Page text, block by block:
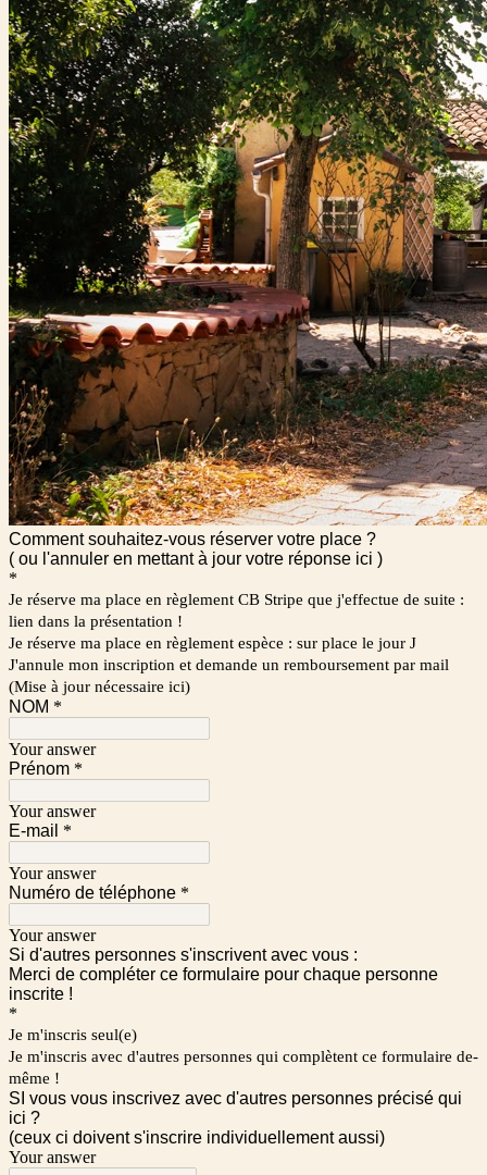
Comment souhaitez-vous réserver votre place ?
( ou l'annuler en mettant à jour votre réponse ici )
*
Je réserve ma place en règlement CB Stripe que j'effectue de suite :
lien dans la présentation !
Je réserve ma place en règlement espèce : sur place le jour J
J'annule mon inscription et demande un remboursement par mail
(Mise à jour nécessaire ici)
NOM *
Your answer
Prénom *
Your answer
E-mail *
Your answer
Numéro de téléphone *
Your answer
Si d'autres personnes s'inscrivent avec vous :
Merci de compléter ce formulaire pour chaque personne
inscrite !
*
Je m'inscris seul(e)
Je m'inscris avec d'autres personnes qui complètent ce formulaire de-
même !
SI vous vous inscrivez avec d'autres personnes précisé qui
ici ?
(ceux ci doivent s'inscrire individuellement aussi)
Your answer